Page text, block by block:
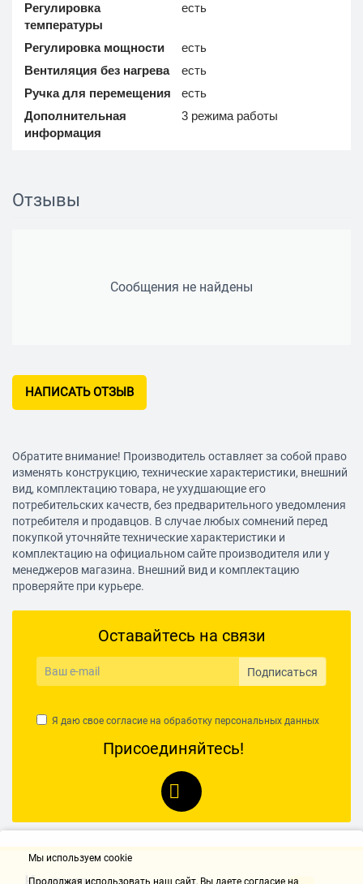
Регулировка
температуры
есть
Регулировка мощности
есть
Вентиляция без нагрева
есть
Ручка для перемещения
есть
Дополнительная
информация
3 режима работы
Отзывы
Сообщения не найдены
НАПИСАТЬ ОТЗЫВ
Обратите внимание! Производитель оставляет за собой право
изменять конструкцию, технические характеристики, внешний
вид, комплектацию товара, не ухудшающие его
потребительских качеств, без предварительного уведомления
потребителя и продавцов. В случае любых сомнений перед
покупкой уточняйте технические характеристики и
комплектацию на официальном сайте производителя или у
менеджеров магазина. Внешний вид и комплектацию
проверяйте при курьере.
Оставайтесь на связи
Подписаться
Я даю свое согласие на обработку персональных данных
Присоединяйтесь!
Мы используем cookie
Продолжая использовать наш cайт, Вы даете согласие на